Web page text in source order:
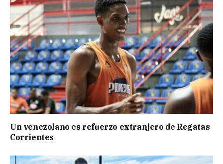
Un venezolano es refuerzo extranjero de Regatas
Corrientes